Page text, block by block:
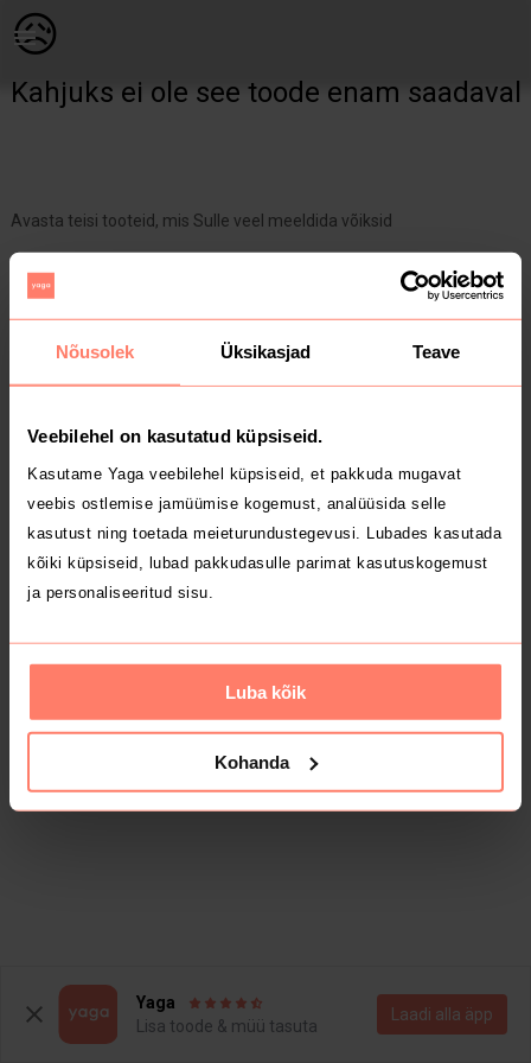
Nõusolek Üksikasjad Teave
Veebilehel on kasutatud küpsiseid.
Kasutame Yaga veebilehel küpsiseid, et pakkuda mugavat
veebis ostlemise jamüümise kogemust, analüüsida selle
kasutust ning toetada meieturundustegevusi. Lubades kasutada
kõiki küpsiseid, lubad pakkudasulle parimat kasutuskogemust
ja personaliseeritud sisu.
Luba kõik
Kohanda
😥
Kahjuks ei ole see toode enam saadaval
Avasta teisi tooteid, mis Sulle veel meeldida võiksid
Yaga
Lisa toode & müü tasuta
Laadi alla äpp